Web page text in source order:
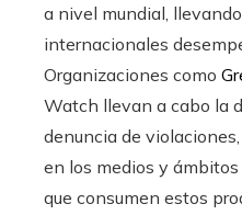
a nivel mundial,
internacionales
Organizaciones como
Watch llevan a cabo la
denuncia de
en los medios y
que consumen estos